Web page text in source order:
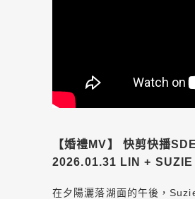
【婚禮MV】 快剪快播
2026.01.31 LIN + SUZIE
在夕陽灑落湖面的午後，